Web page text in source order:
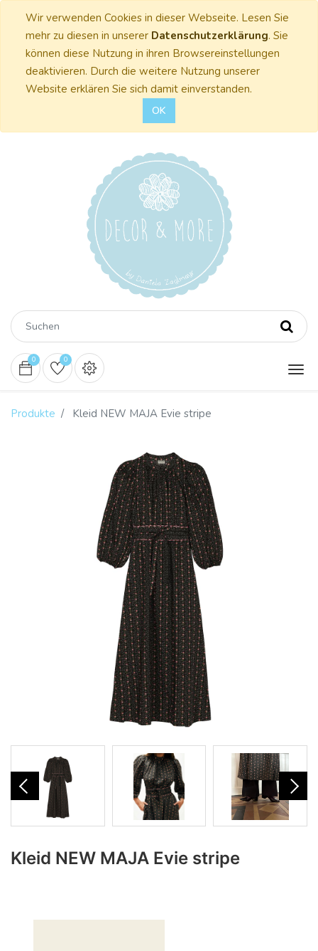
Wir verwenden Cookies in dieser Webseite. Lesen Sie
mehr zu diesen in unserer Datenschutzerklärung. Sie
können diese Nutzung in ihren Browsereinstellungen
deaktivieren. Durch die weitere Nutzung unserer
Website erklären Sie sich damit einverstanden.
OK
0 0
Produkte Kleid NEW MAJA Evie stripe
Kleid NEW MAJA Evie stripe